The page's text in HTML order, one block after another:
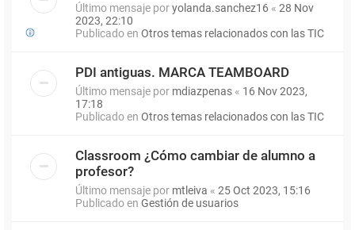
Último mensaje poryolanda.sanchez16 « 28 Nov
2023, 22:10
Publicado en Otros temas relacionados con las TIC
PDI antiguas. MARCA TEAMBOARD
Último mensaje por mdiazpenas « 16 Nov 2023,
17:18
Publicado en Otros temas relacionados con las TIC
Classroom ¿Cómo cambiar de alumno a
profesor?
Último mensaje por mtleiva « 25 Oct 2023, 15:16
Publicado en Gestión de usuarios